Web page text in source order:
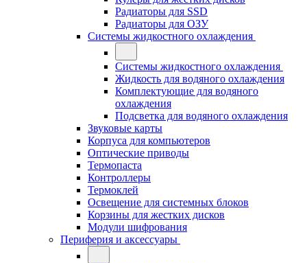
Радиаторы для SSD
Радиаторы для ОЗУ
Системы жидкостного охлаждения
Системы жидкостного охлаждения
Жидкость для водяного охлаждения
Комплектующие для водяного
охлаждения
Подсветка для водяного охлаждения
Звуковые карты
Корпуса для компьютеров
Оптические приводы
Термопаста
Контроллеры
Термоклей
Освещение для системных блоков
Корзины для жестких дисков
Модули шифрования
Периферия и аксессуары